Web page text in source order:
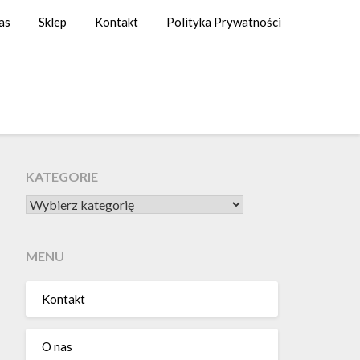
Sklep Kontakt Polityka Prywatności
KATEGORIE
KATEGORIE
MENU
Kontakt
O nas